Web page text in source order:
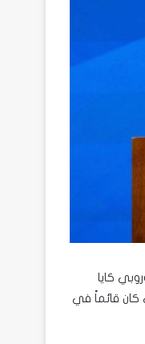
كايا
كان قائماً في